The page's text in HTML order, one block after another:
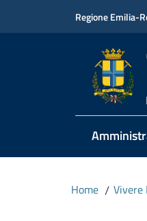
Regione Emilia-
Home / Vivere